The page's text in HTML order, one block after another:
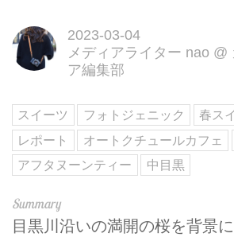
2023-03-04
メディアライター nao @
ア編集部
スイーツ フォトジェニック
春ス
レポート
オートクチュールカフェ
アフタヌーンティー
中目黒
目黒川沿いの満開の桜を背景